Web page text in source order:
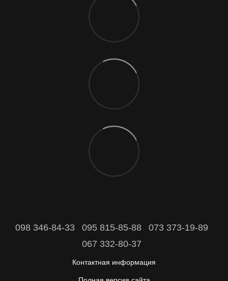
098 346-84-33 095 815-85-88
073 373-19-89
067 332-80-37
Контактная информация